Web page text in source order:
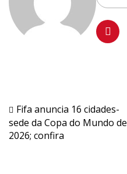
Navegação
de
Fifa anuncia 16 cidades-
sede da Copa do Mundo de
2026; confira